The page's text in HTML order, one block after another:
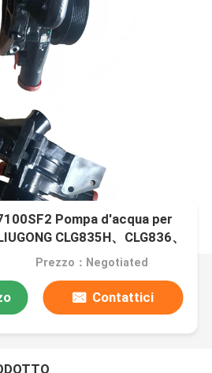
Pompa d'acqua per
CLG835H、CLG836、
Roadroller SDLG
、XS183J、XD130
Prezzo：Negotiated
Contattici